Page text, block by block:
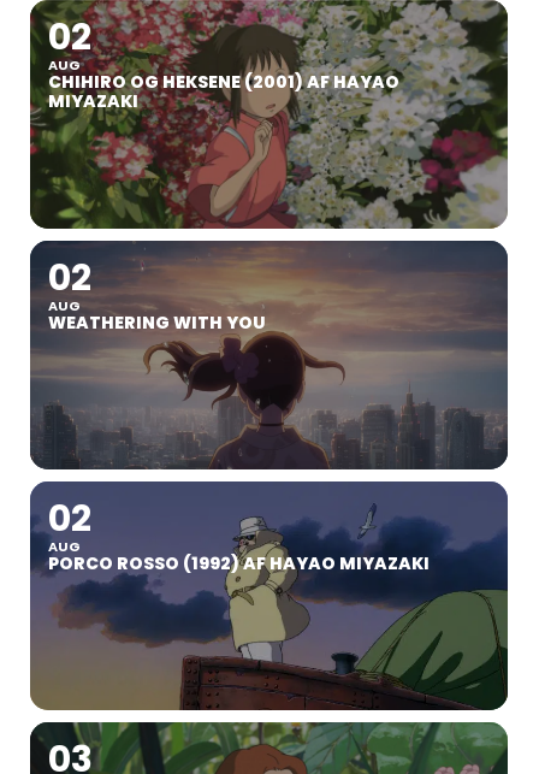
02
AUG
CHIHIRO OG HEKSENE (2001) AF HAYAO
MIYAZAKI
02
AUG
WEATHERING WITH YOU
02
AUG
PORCO ROSSO (1992) AF HAYAO MIYAZAKI
03